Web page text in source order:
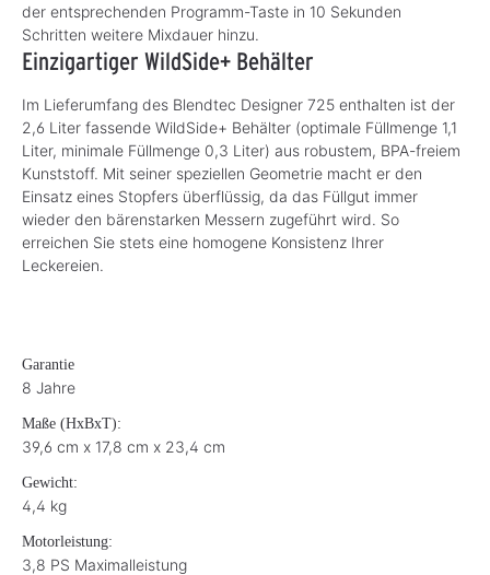
der entsprechenden Programm-Taste in 10 Sekunden
Schritten weitere Mixdauer hinzu.
Einzigartiger WildSide+ Behälter
Im Lieferumfang des Blendtec Designer 725 enthalten ist der
2,6 Liter fassende WildSide+ Behälter (optimale Füllmenge 1,1
Liter, minimale Füllmenge 0,3 Liter) aus robustem, BPA-freiem
Kunststoff. Mit seiner speziellen Geometrie macht er den
Einsatz eines Stopfers überflüssig, da das Füllgut immer
wieder den bärenstarken Messern zugeführt wird. So
erreichen Sie stets eine homogene Konsistenz Ihrer
Leckereien.
Garantie
8 Jahre
Maße (HxBxT):
39,6 cm x 17,8 cm x 23,4 cm
Gewicht:
4,4 kg
Motorleistung:
3,8 PS Maximalleistung